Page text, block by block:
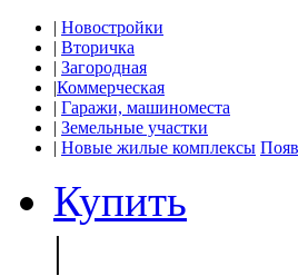
| Новостройки
| Вторичка
| Загородная
|Коммерческая
| Гаражи, машиноместа
| Земельные участки
| Новые жилые комплексы
Купить
|